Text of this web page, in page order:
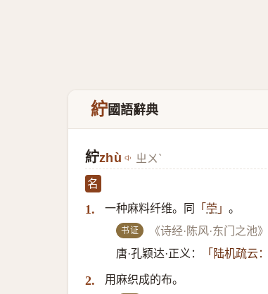
紵國語辭典
紵zhù ㄓㄨˋ
名
1. 一种麻料纤维。同 「 苧 」 。
书证 《诗经·陈风·东门之池》
唐·孔颖达·正义：
「陆机疏云
2. 用麻织成的布。